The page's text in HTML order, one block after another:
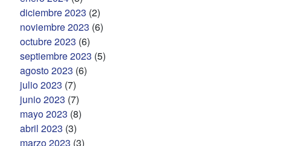
diciembre 2023 (2)
noviembre 2023 (6)
octubre 2023 (6)
septiembre 2023 (5)
agosto 2023 (6)
julio 2023 (7)
junio 2023 (7)
mayo 2023 (8)
abril 2023 (3)
marzo 2023 (3)